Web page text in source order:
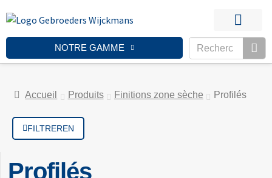
NOTRE GAMME
Accueil Produits Finitions zone sèche Profilés
FILTREREN
Profilés